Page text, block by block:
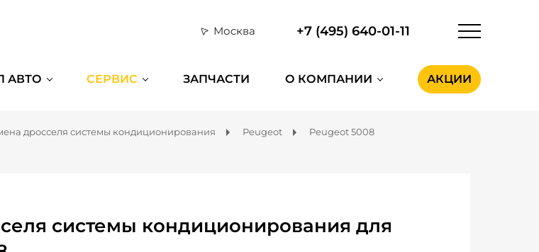
Москва +7 (495) 640-01-11
АВТО СЕРВИС ЗАПЧАСТИ О КОМПАНИИ АКЦИИ
дросселя системы кондиционирования Peugeot Peugeot 5008
системы кондиционирования для